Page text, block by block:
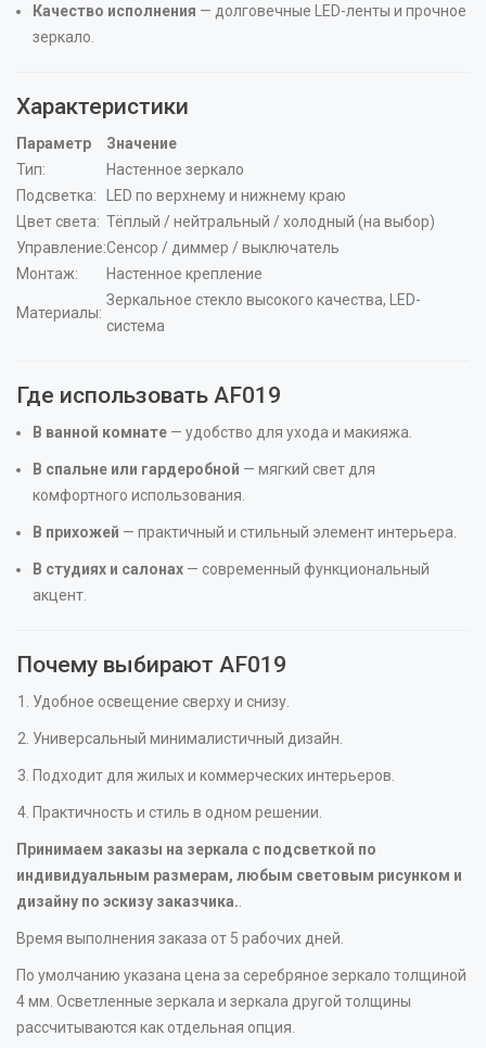
Качество исполнения — долговечные LED-ленты и прочное
зеркало.
Характеристики
Параметр
Значение
Тип:
Настенное зеркало
Подсветка:
LED по верхнему и нижнему краю
Цвет света: Тёплый / нейтральный / холодный (на выбор)
Управление:Сенсор / диммер / выключатель
Монтаж:
Настенное крепление
Материалы:
Зеркальное стекло высокого качества, LED-
система
Где использовать AF019
В ванной комнате — удобство для ухода и макияжа.
В спальне или гардеробной — мягкий свет для
комфортного использования.
В прихожей — практичный и стильный элемент интерьера.
В студиях и салонах — современный функциональный
акцент.
Почему выбирают AF019
Удобное освещение сверху и снизу.
Универсальный минималистичный дизайн.
Подходит для жилых и коммерческих интерьеров.
Практичность и стиль в одном решении.
Принимаем заказы на зеркала с подсветкой по
индивидуальным размерам, любым световым рисунком и
дизайну по эскизу заказчика.
Время выполнения заказа от 5 рабочих дней.
По умолчанию указана цена за серебряное зеркало толщиной
4 мм. Осветленные зеркала и зеркала другой толщины
рассчитываются как отдельная опция.